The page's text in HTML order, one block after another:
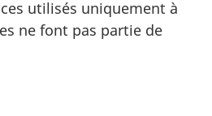
utilisés uniquement à
ne font pas partie de